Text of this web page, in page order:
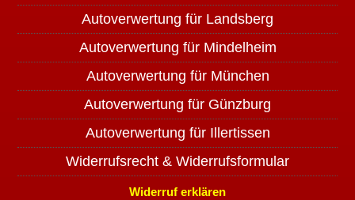
Autoverwertung für Landsberg
Autoverwertung für Mindelheim
Autoverwertung für München
Autoverwertung für Günzburg
Autoverwertung für Illertissen
Widerrufsrecht & Widerrufsformular
Widerruf erklären